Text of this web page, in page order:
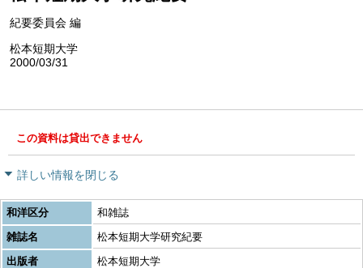
紀要委員会 編
松本短期大学
2000/03/31
この資料は貸出できません
詳しい情報を閉じる
和洋区分
和雑誌
雑誌名
松本短期大学研究紀要
出版者
松本短期大学